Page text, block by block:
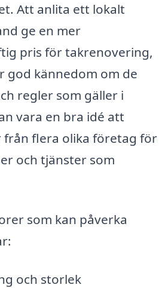
Att anlita ett lokalt
ge en mer
pris för takrenovering,
god kännedom om de
regler som gäller i
vara en bra idé att
flera olika företag för
och tjänster som
som kan påverka
och storlek